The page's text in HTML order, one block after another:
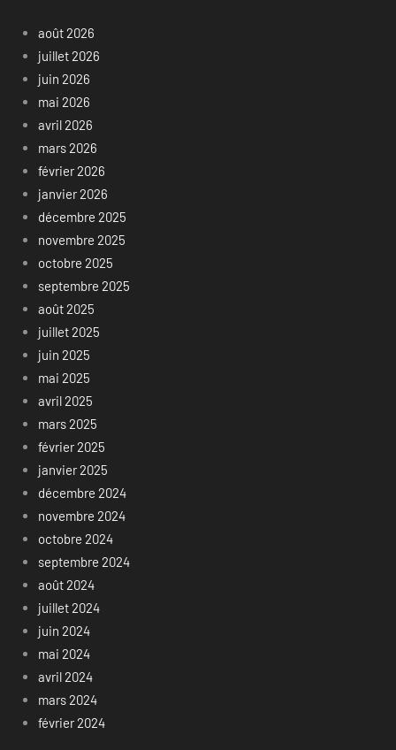
août 2026
juillet 2026
juin 2026
mai 2026
avril 2026
mars 2026
février 2026
janvier 2026
décembre 2025
novembre 2025
octobre 2025
septembre 2025
août 2025
juillet 2025
juin 2025
mai 2025
avril 2025
mars 2025
février 2025
janvier 2025
décembre 2024
novembre 2024
octobre 2024
septembre 2024
août 2024
juillet 2024
juin 2024
mai 2024
avril 2024
mars 2024
février 2024